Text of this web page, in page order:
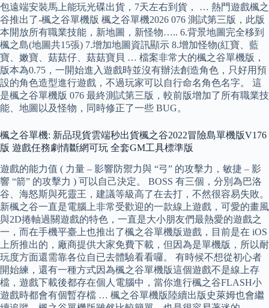
包遠端安裝馬上能玩光碟出貨，7天左右到貨， … 熱門遊戲楓之
谷推出了-楓之谷單機版 楓之谷單機2026 076 測試第三版，此版
本開放所有職業技能，新地圖，新怪物….. 6.背景地圖完全移到
楓之島(地圖共15張) 7.增加地圖資訊顯示 8.增加怪物(紅寶、藍
寶、嫩寶、菇菇仔、菇菇寶貝 … 檔案非常大的楓之谷單機版，
版本為0.75，一開始進入遊戲時並沒有辦法創造角色，只好用預
設的角色造型進行遊戲，不過玩家可以自行命名角色名字。 這
是楓之谷單機版 076 最終測試第三版，較前版增加了所有職業技
能、地圖以及怪物，同時修正了一些 BUG。
楓之谷單機: 新品現貨雲端秒出貨楓之谷2022冒險島單機版V176
版 遊戲任務劇情斷網可玩 全套GM工具標準版
遊戲的能力值 ( 力量 – 影響防禦力與 “弓” 的攻擊力，敏捷 – 影
響 “箭” 的攻擊力 ) 可以自己決定。 BOSS 有三個，分別為巴洛
谷、海怒斯與死靈王，建議等級高了在去打，不然很容易失敗。
新楓之谷一直是電腦上非常受歡迎的一款線上遊戲，可愛的畫風
與2D捲軸過關遊戲的特色，一直是大小朋友們最熱愛的遊戲之
一，而在手機平臺上也推出了楓之谷單機版遊戲，目前是在 iOS
上所推出的，廠商提供大家免費下載，但因為是單機版，所以耐
玩度方面還需靠各位自已去體驗看看囉。 有時候不想從初心者
開始練，還有一種方式因為楓之谷單機版這個遊戲不是線上存
檔，遊戲下載後都存在個人電腦中，當你進行楓之谷FLASH小
遊戲時都會有個暫存檔 … 楓之谷單機版陸續出版史萊姆也會繼